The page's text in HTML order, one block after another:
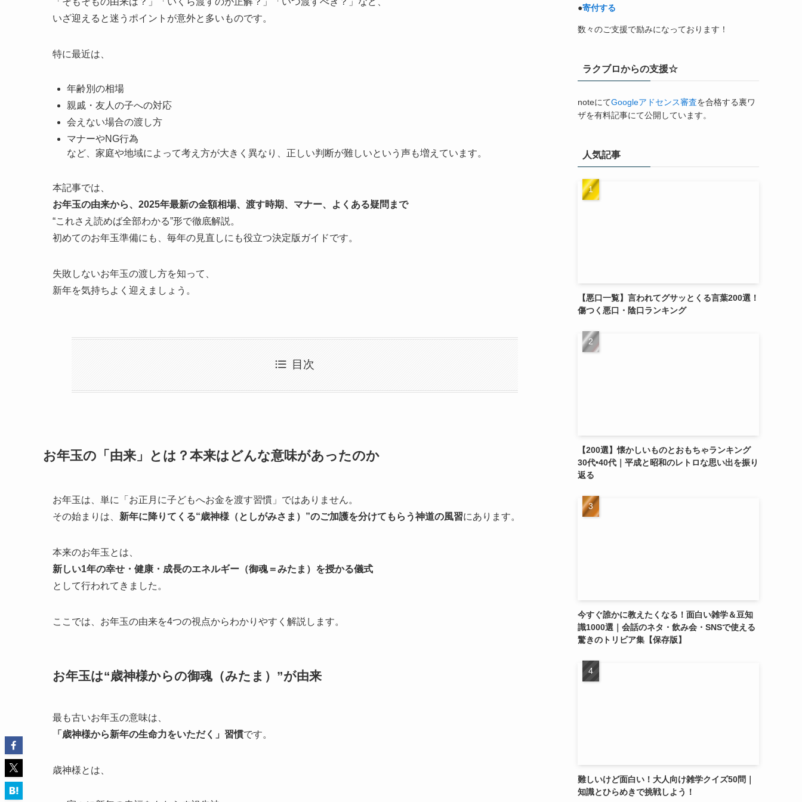
いざ迎えると迷うポイントが意外と多いものです。
特に最近は、
年齢別の相場
親戚・友人の子への対応
会えない場合の渡し方
マナーやNG行為
など、家庭や地域によって考え方が大きく異なり、正しい判断が難しいという声も増えています。
本記事では、
お年玉の由来から、2025年最新の金額相場、渡す時期、マナー、よくある疑問まで
“これさえ読めば全部わかる”形で徹底解説。
初めてのお年玉準備にも、毎年の見直しにも役立つ決定版ガイドです。
失敗しないお年玉の渡し方を知って、
新年を気持ちよく迎えましょう。
目次
お年玉の「由来」とは？本来はどんな意味があったのか
お年玉は、単に「お正月に子どもへお金を渡す習慣」ではありません。
その始まりは、 新年に降りてくる“歳神様（としがみさま）”のご加護を分けてもらう神道の風習にあります。
本来のお年玉とは、
新しい1年の幸せ・健康・成長のエネルギー（御魂＝みたま）を授かる儀式
として行われてきました。
ここでは、お年玉の由来を4つの視点からわかりやすく解説します。
お年玉は“歳神様からの御魂（みたま）”が由来
最も古いお年玉の意味は、
「歳神様から新年の生命力をいただく」習慣です。
歳神様とは、
●寄付する
数々のご支援で励みになっております！
ラクブロからの支援☆
noteにてGoogleアドセンス審査を合格する裏ワ
ザを有料記事にて公開しています。
人気記事
【悪口一覧】言われてグサッとくる言葉200選！
傷つく悪口・陰口ランキング
【200選】懐かしいものとおもちゃランキング
30代•40代｜平成と昭和のレトロな思い出を振り
返る
今すぐ誰かに教えたくなる！面白い雑学＆豆知
識1000選｜会話のネタ・飲み会・SNSで使える
驚きのトリビア集【保存版】
難しいけど面白い！大人向け雑学クイズ50問｜
知識とひらめきで挑戦しよう！